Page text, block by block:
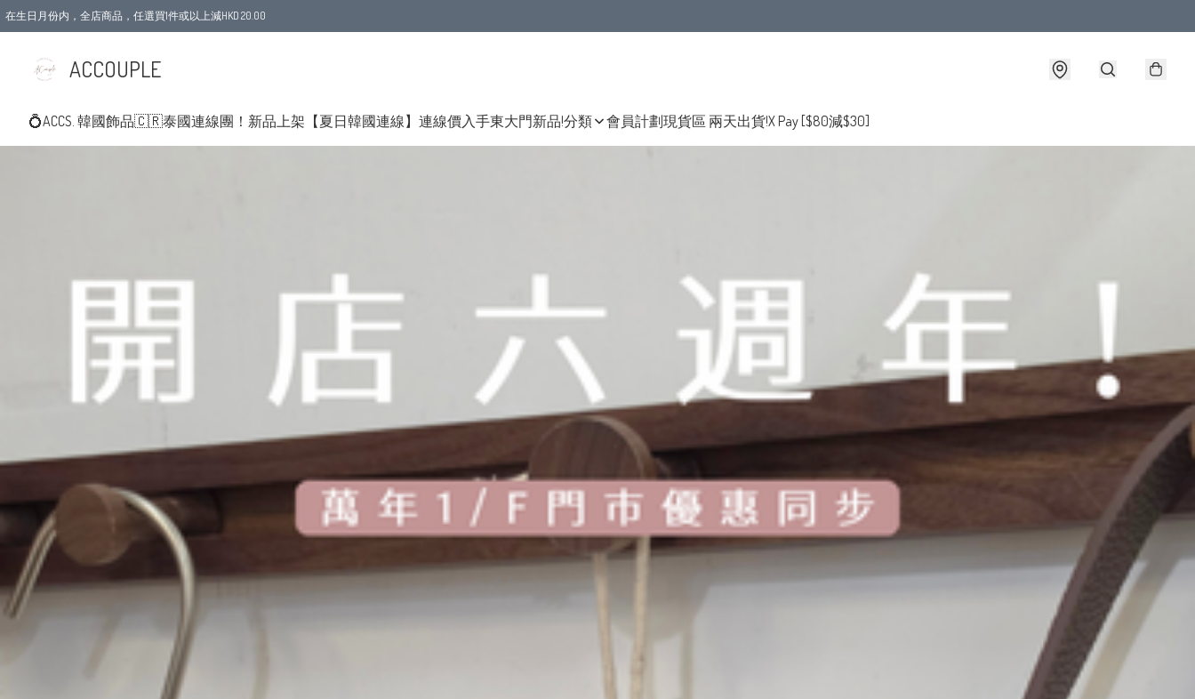
在生日月份内，全店商品，任選買1件或以上減HKD 20.00
ACCOUPLE
💍ACCS. 韓國飾品🇨🇷泰國連線團！新品上架 【夏日韓國連線】連線價入手東大門新品!分類 會員計劃現貨區 兩天出貨!X Pay [$80減$30]